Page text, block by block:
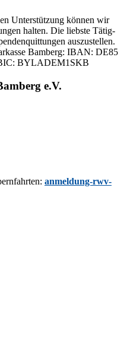
Un­ter­stüt­zung kön­nen wir
hal­ten. Die liebs­te Tä­tig­
aus­zu­stel­len.
Bam­berg: IBAN: DE85
BYLADEM1SKB
e.V.
anmeldung-rwv-